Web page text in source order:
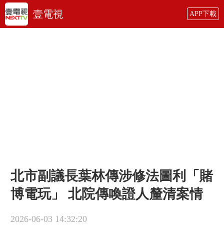
壹電視 APP下載
北市副議長​葉林傳涉修法圖利「賭
博電玩」 北院傳喚證人釐清案情
2026-06-03 14:32:20